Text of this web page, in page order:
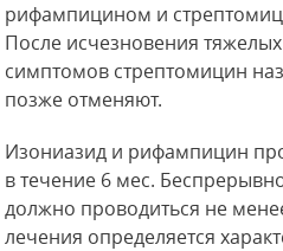
рифампицином и
После исчезновения
симптомов стрептомицин
позже отменяют.
Изониазид и рифампицин
в течение 6 мес.
должно проводиться не
лечения определяется